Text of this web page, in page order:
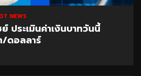
NEWS
ประเมินค่าเงินบาทวันนี้
/ดอลลาร์